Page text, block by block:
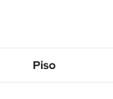
Piso